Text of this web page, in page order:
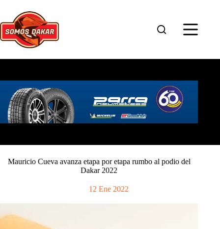
contenido
Mauricio Cueva avanza etapa por etapa rumbo al podio del
Dakar 2022
12 Ene 2022